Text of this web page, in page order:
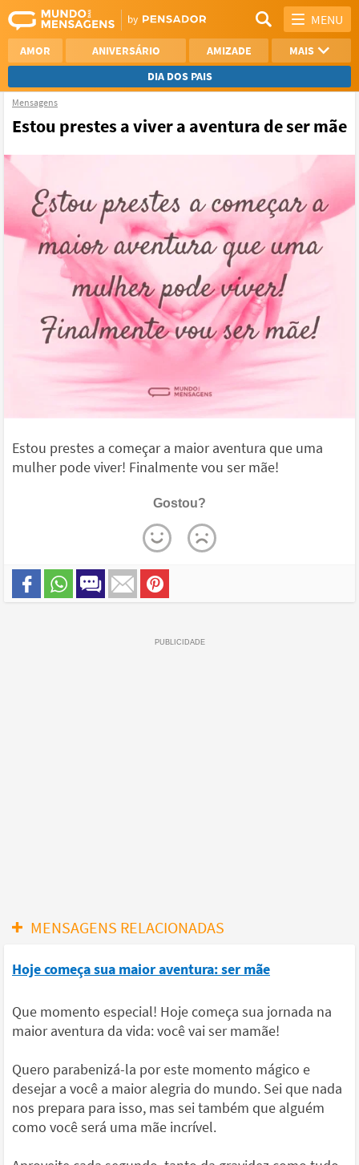
MENU
AMOR ANIVERSÁRIO AMIZADE
MAIS
DIA DOS PAIS
AGRADECIMENTO
Mensagens
Estou prestes a viver a aventura de ser mãe
Estou prestes a começar a maior aventura que uma
mulher pode viver! Finalmente vou ser mãe!
Gostou?
MENSAGENS RELACIONADAS
Hoje começa sua maior aventura: ser mãe
Que momento especial! Hoje começa sua jornada na
maior aventura da vida: você vai ser mamãe!
Quero parabenizá-la por este momento mágico e
desejar a você a maior alegria do mundo. Sei que nada
nos prepara para isso, mas sei também que alguém
como você será uma mãe incrível.